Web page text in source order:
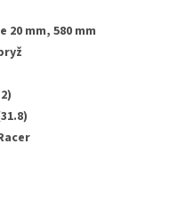
20 mm, 580 mm